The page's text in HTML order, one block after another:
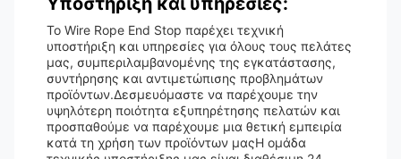
Το Wire Rope End Stop παρέχει τεχνική
υποστήριξη και υπηρεσίες για όλους τους πελάτες
μας, συμπεριλαμβανομένης της εγκατάστασης,
συντήρησης και αντιμετώπισης προβλημάτων
προϊόντων.Δεσμευόμαστε να παρέχουμε την
υψηλότερη ποιότητα εξυπηρέτησης πελατών και
προσπαθούμε να παρέχουμε μια θετική εμπειρία
κατά τη χρήση των προϊόντων μαςΗ ομάδα